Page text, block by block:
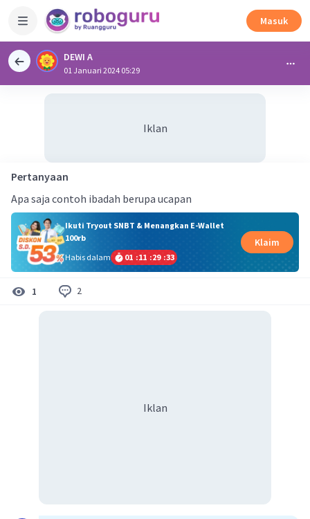
Masuk
DEWI A
01 Januari 2024 05:29
Iklan
Pertanyaan
Apa saja contoh ibadah berupa ucapan
Ikuti Tryout SNBT & Menangkan E-Wallet
100rb
Habis dalam
01 :11 :29 :32
Klaim
1 2
Iklan